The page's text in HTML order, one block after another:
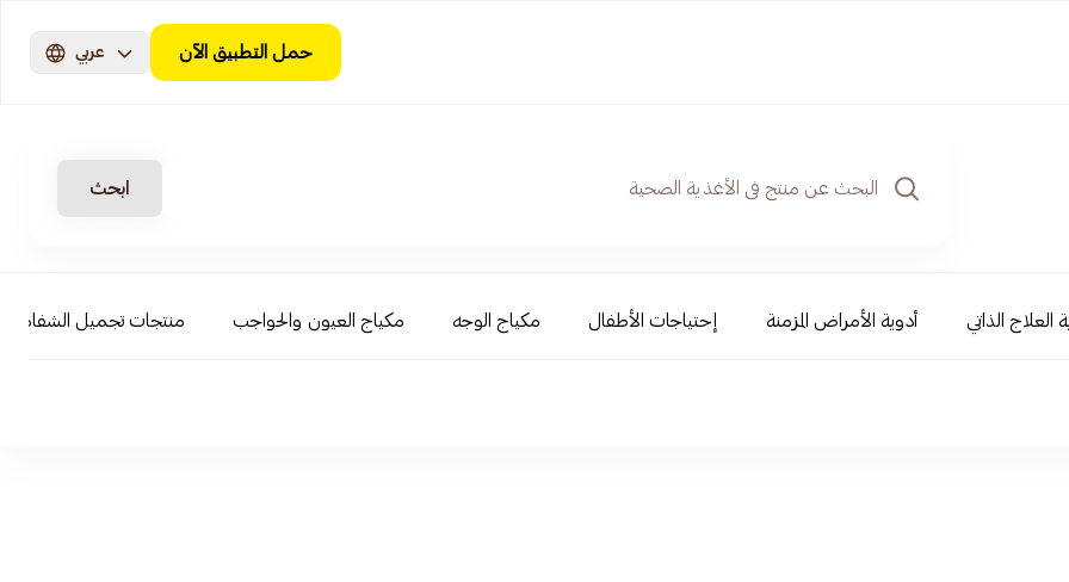
حمل التطبيق الآن عربي
ابحث
العلاج الذاتي أدوية الأمراض المزمنة إحتياجات الأطفال مكياج الوجه مكياج العيون والحواجب منتجات تجميل الشفاه